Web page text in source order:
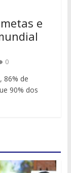
e
0
86% de
90% dos